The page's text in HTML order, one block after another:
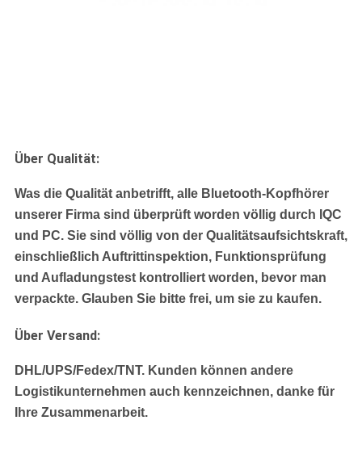
Über Qualität:
Was die Qualität anbetrifft, alle Bluetooth-Kopfhörer
unserer Firma sind überprüft worden völlig durch IQC
und PC. Sie sind völlig von der Qualitätsaufsichtskraft,
einschließlich Auftrittinspektion, Funktionsprüfung
und Aufladungstest kontrolliert worden, bevor man
verpackte. Glauben Sie bitte frei, um sie zu kaufen.
Über Versand:
DHL/UPS/Fedex/TNT. Kunden können andere
Logistikunternehmen auch kennzeichnen, danke für
Ihre Zusammenarbeit.